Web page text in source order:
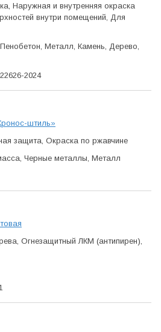
Наружная и внутренняя окраска
внутри помещений, Для
Металл, Камень, Дерево,
2024
штиль»
защита, Окраска по ржавчине
Черные металлы, Металл
Огнезащитный ЛКМ (антипирен),